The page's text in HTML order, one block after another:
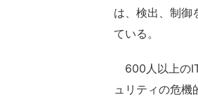
は、検出、制御
ている。
600人以上の
ュリティの危機